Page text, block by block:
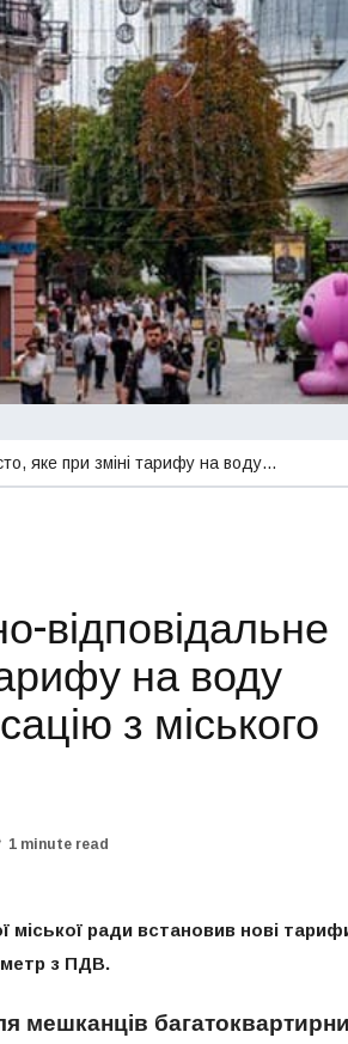
яке при зміні тарифу на воду…
відповідальне
на воду
з міського
1 minute read
міської ради встановив нові
з ПДВ.
мешканців